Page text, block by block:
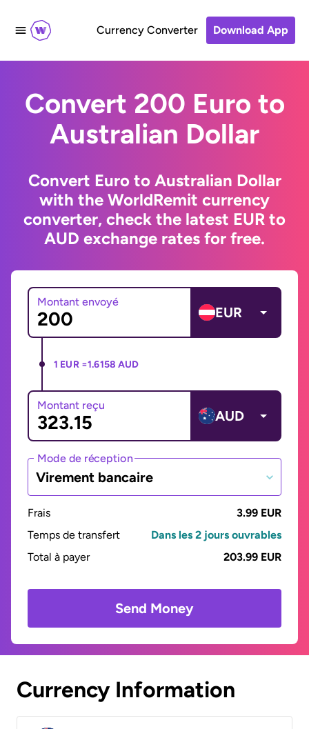
Currency Converter Download App
Convert 200 Euro to
Australian Dollar
Convert Euro to Australian Dollar
with the WorldRemit currency
converter, check the latest EUR to
AUD exchange rates for free.
Montant envoyé
EUR
1 EUR =1.6158 AUD
Montant reçu
AUD
Mode de réception
Virement bancaire
Frais
3.99 EUR
Temps de transfert
Dans les 2 jours ouvrables
Total à payer
203.99 EUR
Send Money
Currency Information